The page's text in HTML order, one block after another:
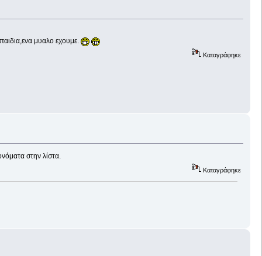
μυαλο εχουμε.
Καταγράφηκε
στην λίστα.
Καταγράφηκε